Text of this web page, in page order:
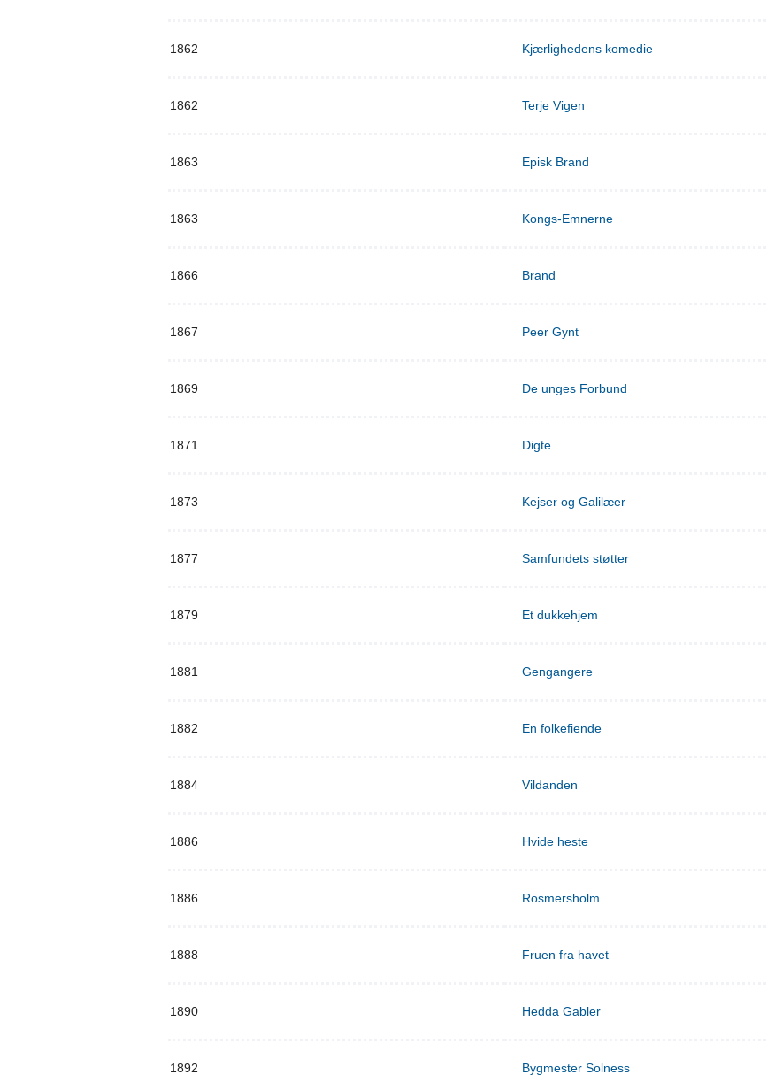
1862 Kjærlighedens komedie
1862 Terje Vigen
1863 Episk Brand
1863 Kongs-Emnerne
1866 Brand
1867 Peer Gynt
1869 De unges Forbund
1871 Digte
1873 Kejser og Galilæer
1877 Samfundets støtter
1879 Et dukkehjem
1881 Gengangere
1882 En folkefiende
1884 Vildanden
1886 Hvide heste
1886 Rosmersholm
1888 Fruen fra havet
1890 Hedda Gabler
1892 Bygmester Solness